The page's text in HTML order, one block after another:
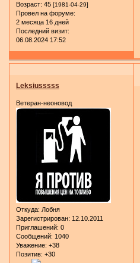
Возраст: 45 [1981-04-29]
Провел на форуме:
2 месяца 16 дней
Последний визит:
06.08.2024 17:52
Leksiusssss
Ветеран-неоновод
Откуда: Лобня
Зарегистрирован: 12.10.2011
Приглашений: 0
Сообщений: 1040
Уважение: +38
Позитив: +30